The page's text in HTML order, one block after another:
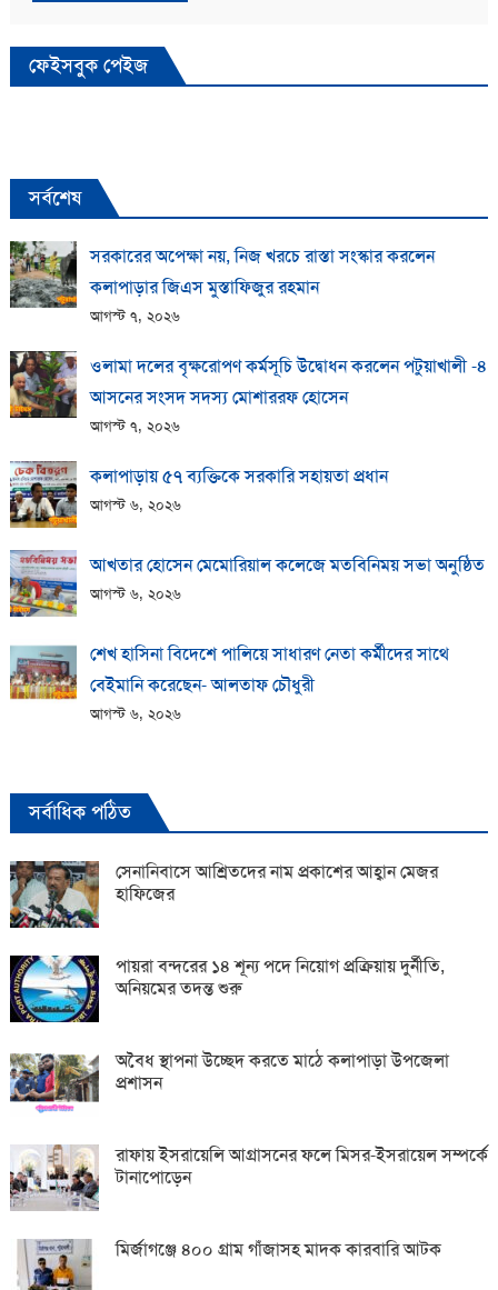
ফেইসবুক পেইজ
সর্বশেষ
সরকারের অপেক্ষা নয়, নিজ খরচে রাস্তা সংস্কার করলেন
কলাপাড়ার জিএস মুস্তাফিজুর রহমান
আগস্ট ৭, ২০২৬
ওলামা দলের বৃক্ষরোপণ কর্মসূচি উদ্বোধন করলেন পটুয়াখালী -৪
আসনের সংসদ সদস্য মোশাররফ হোসেন
আগস্ট ৭, ২০২৬
কলাপাড়ায় ​৫৭ ব্যক্তিকে সরকারি সহায়তা প্রধান
আগস্ট ৬, ২০২৬
আখতার হোসেন মেমোরিয়াল কলেজে মতবিনিময় সভা অনুষ্ঠিত
আগস্ট ৬, ২০২৬
শেখ হাসিনা বিদেশে পালিয়ে সাধারণ নেতা কর্মীদের সাথে
বেইমানি করেছেন- আলতাফ চৌধুরী
আগস্ট ৬, ২০২৬
সর্বাধিক পঠিত
সেনানিবাসে আশ্রিতদের নাম প্রকাশের আহ্বান মেজর
হাফিজের
পায়রা বন্দরের ১৪ শূন্য পদে নিয়োগ প্রক্রিয়ায় দুর্নীতি,
অনিয়মের তদন্ত শুরু
অবৈধ স্থাপনা উচ্ছেদ করতে মাঠে কলাপাড়া উপজেলা
প্রশাসন
রাফায় ইসরায়েলি আগ্রাসনের ফলে মিসর-ইসরায়েল সম্পর্কে
টানাপোড়েন
মির্জাগঞ্জে ৪০০ গ্রাম গাঁজাসহ মাদক কারবারি আটক